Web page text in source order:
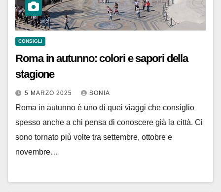
CONSIGLI
Roma in autunno: colori e sapori della
stagione
5 MARZO 2025 SONIA
Roma in autunno è uno di quei viaggi che consiglio
spesso anche a chi pensa di conoscere già la città. Ci
sono tornato più volte tra settembre, ottobre e
novembre…